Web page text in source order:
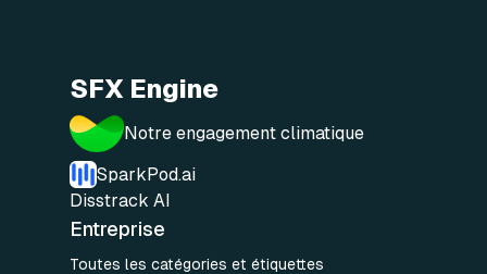
SFX Engine
Notre engagement climatique
SparkPod.ai
Disstrack AI
Entreprise
Toutes les catégories et étiquettes